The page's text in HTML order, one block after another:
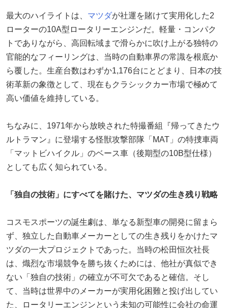
最大のハイライトは、 マツダが社運を賭けて実用化した2
ローターの10A型ロータリーエンジンだ。軽量・コンパク
トでありながら、高回転域まで滑らかに吹け上がる独特の
官能的なフィーリングは、当時の自動車界の常識を根底か
ら覆した。生産台数はわずか1,176台にとどまり、日本の技
術革新の象徴として、現在もクラシックカー市場で極めて
高い価値を維持している。
ちなみに、1971年から放映された特撮番組『帰ってきたウ
ルトラマン』に登場する怪獣攻撃部隊「MAT」の特捜車両
「マットビハイクル」のベース車（後期型の10B型仕様）
としても広く知られている。
「独自の技術」にすべてを賭けた、マツダの生き残り戦略
コスモスポーツの誕生劇は、単なる新型車の開発に留まら
ず、独立した自動車メーカーとしての生き残りをかけたマ
ツダの一大プロジェクトであった。当時の松田恒次社長
は、熾烈な市場競争を勝ち抜くためには、他社が真似でき
ない「独自の技術」の確立が不可欠であると確信。そし
て、当時は世界中のメーカーが実用化困難と投げ出してい
た、ロータリーエンジンという未知の可能性に会社の命運